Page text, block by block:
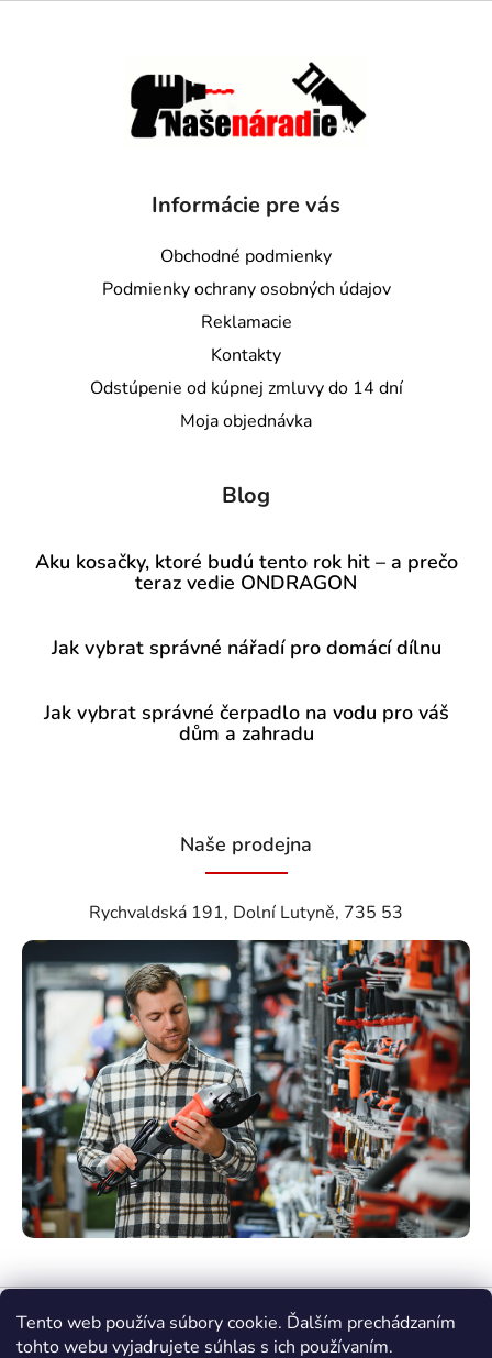
Tento web používa súbory cookie. Ďalším prechádzaním
tohto webu vyjadrujete súhlas s ich používaním.
Informácie pre vás
Obchodné podmienky
Podmienky ochrany osobných údajov
Reklamacie
Kontakty
Odstúpenie od kúpnej zmluvy do 14 dní
Moja objednávka
Blog
Aku kosačky, ktoré budú tento rok hit – a prečo
teraz vedie ONDRAGON
Jak vybrat správné nářadí pro domácí dílnu
Jak vybrat správné čerpadlo na vodu pro váš
dům a zahradu
Naše prodejna
Rychvaldská 191, Dolní Lutyně, 735 53